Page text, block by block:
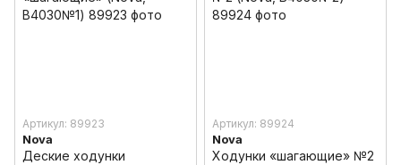
Артикул: 89923
Nova
Деские ходунки
Артикул: 89924
Nova
Ходунки «шагающие» №2